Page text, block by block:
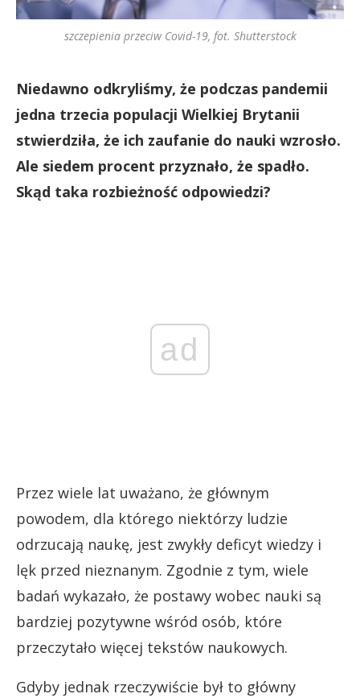
szczepienia przeciw Covid-19, fot. Shutterstock
Niedawno odkryliśmy, że podczas pandemii
jedna trzecia populacji Wielkiej Brytanii
stwierdziła, że ich zaufanie do nauki wzrosło.
Ale siedem procent przyznało, że spadło.
Skąd taka rozbieżność odpowiedzi?
ad
Przez wiele lat uważano, że głównym
powodem, dla którego niektórzy ludzie
odrzucają naukę, jest zwykły deficyt wiedzy i
lęk przed nieznanym. Zgodnie z tym, wiele
badań wykazało, że postawy wobec nauki są
bardziej pozytywne wśród osób, które
przeczytało więcej tekstów naukowych.
Gdyby jednak rzeczywiście był to główny